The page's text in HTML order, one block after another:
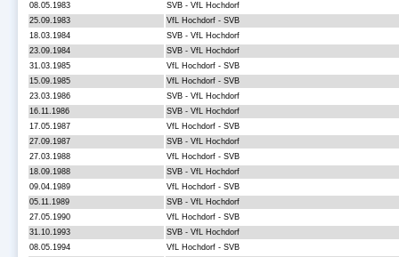
08.05.1983
SVB - VfL Hochdorf
25.09.1983
VfL Hochdorf - SVB
18.03.1984
SVB - VfL Hochdorf
23.09.1984
SVB - VfL Hochdorf
31.03.1985
VfL Hochdorf - SVB
15.09.1985
VfL Hochdorf - SVB
23.03.1986
SVB - VfL Hochdorf
16.11.1986
SVB - VfL Hochdorf
17.05.1987
VfL Hochdorf - SVB
27.09.1987
SVB - VfL Hochdorf
27.03.1988
VfL Hochdorf - SVB
18.09.1988
SVB - VfL Hochdorf
09.04.1989
VfL Hochdorf - SVB
05.11.1989
SVB - VfL Hochdorf
27.05.1990
VfL Hochdorf - SVB
31.10.1993
SVB - VfL Hochdorf
08.05.1994
VfL Hochdorf - SVB